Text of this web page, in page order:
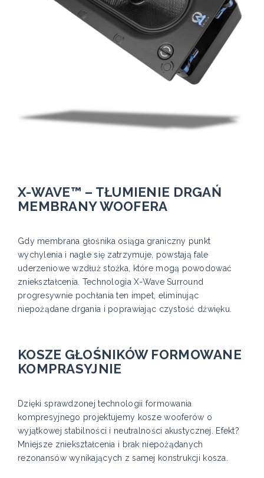
X-WAVE™ – TŁUMIENIE DRGAŃ
MEMBRANY WOOFERA
Gdy membrana głośnika osiąga graniczny punkt
wychylenia i nagle się zatrzymuje, powstają fale
uderzeniowe wzdłuż stożka, które mogą powodować
zniekształcenia. Technologia X-Wave Surround
progresywnie pochłania ten impet, eliminując
niepożądane drgania i poprawiając czystość dźwięku.
KOSZE GŁOŚNIKÓW FORMOWANE
KOMPRASYJNIE
Dzięki sprawdzonej technologii formowania
kompresyjnego projektujemy kosze wooferów o
wyjątkowej stabilności i neutralności akustycznej. Efekt?
Mniejsze zniekształcenia i brak niepożądanych
rezonansów wynikających z samej konstrukcji kosza.